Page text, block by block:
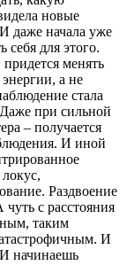
новые
даже начала уже
себя для этого.
придется менять
а не
стала
при сильной
– получается
И иной
Раздвоение
с расстояния
таким
И
начинаешь